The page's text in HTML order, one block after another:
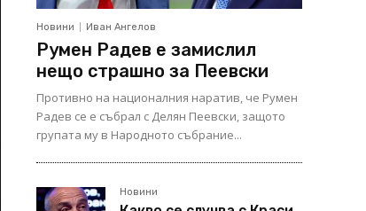
Новини Иван Ангелов
Румен Радев е замислил
нещо страшно за Пеевски
Противно на националния наратив, че Румен
Радев се е събрал с Делян Пеевски, защото
групата му в Народното събрание...
Новини